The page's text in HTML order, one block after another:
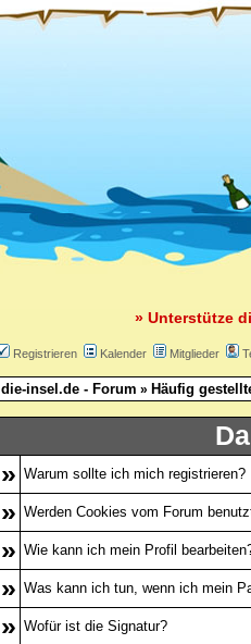
» Unterstütze
Registrieren Kalender Mitglieder
die-insel.de - Forum » Häufig
» Warum sollte ich mich registrieren?
» Werden Cookies vom Forum
» Wie kann ich mein Profil
» Was kann ich tun, wenn ich mein
» Wofür ist die Signatur?